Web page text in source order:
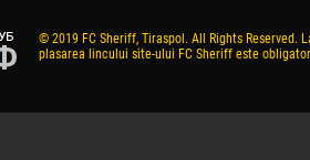
© 2019 FC Sheriff, Tiraspol. All Rights
plasarea lincului site-ului FC Sheriff este